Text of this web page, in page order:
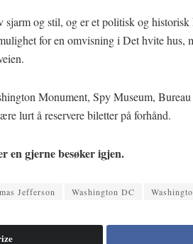
sjarm og stil, og er et politisk og
for en omvisning i Det hvite hus,
Monument, Spy Museum,
lurt å reservere biletter på forhånd.
en gjerne besøker igjen.
Jefferson Washington DC